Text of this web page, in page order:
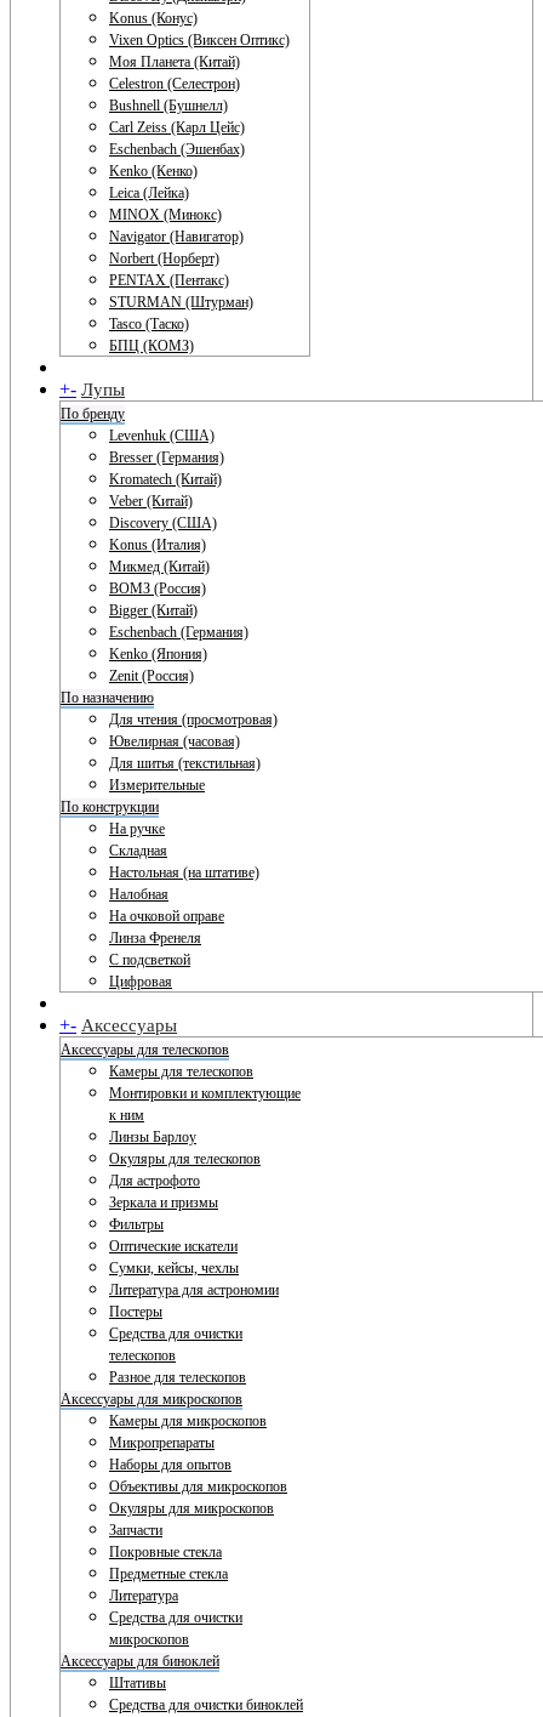
Konus (Конус)
Vixen Optics (Виксен Оптикс)
Моя Планета (Китай)
Celestron (Селестрон)
Bushnell (Бушнелл)
Carl Zeiss (Карл Цейс)
Eschenbach (Эшенбах)
Kenko (Кенко)
Leica (Лейка)
MINOX (Минокс)
Navigator (Навигатор)
Norbert (Норберт)
PENTAX (Пентакс)
STURMAN (Штурман)
Tasco (Таско)
БПЦ (КОМЗ)
+- Лупы
По бренду
Levenhuk (США)
Bresser (Германия)
Kromatech (Китай)
Veber (Китай)
Discovery (США)
Konus (Италия)
Микмед (Китай)
ВОМЗ (Россия)
Bigger (Китай)
Eschenbach (Германия)
Kenko (Япония)
Zenit (Россия)
По назначению
Для чтения (просмотровая)
Ювелирная (часовая)
Для шитья (текстильная)
Измерительные
По конструкции
На ручке
Складная
Настольная (на штативе)
Налобная
На очковой оправе
Линза Френеля
С подсветкой
Цифровая
+- Аксессуары
Аксессуары для телескопов
Камеры для телескопов
Монтировки и комплектующие
к ним
Линзы Барлоу
Окуляры для телескопов
Для астрофото
Зеркала и призмы
Фильтры
Оптические искатели
Сумки, кейсы, чехлы
Литература для астрономии
Постеры
Средства для очистки
телескопов
Разное для телескопов
Аксессуары для микроскопов
Камеры для микроскопов
Микропрепараты
Наборы для опытов
Объективы для микроскопов
Окуляры для микроскопов
Запчасти
Покровные стекла
Предметные стекла
Литература
Средства для очистки
микроскопов
Аксессуары для биноклей
Штативы
Средства для очистки биноклей